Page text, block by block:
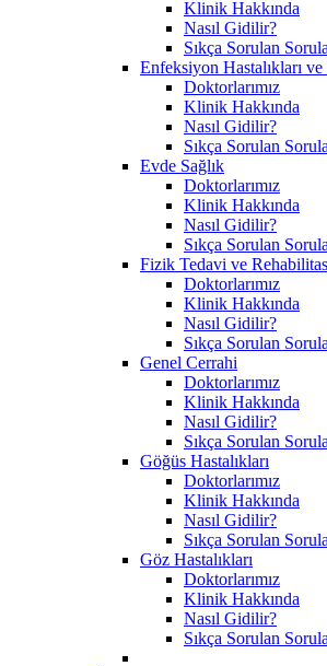
Klinik Hakkında
Nasıl Gidilir?
Sıkça Sorulan
Enfeksiyon Hastalıkları
Doktorlarımız
Klinik Hakkında
Nasıl Gidilir?
Sıkça Sorulan
Evde Sağlık
Doktorlarımız
Klinik Hakkında
Nasıl Gidilir?
Sıkça Sorulan
Fizik Tedavi ve
Doktorlarımız
Klinik Hakkında
Nasıl Gidilir?
Sıkça Sorulan
Genel Cerrahi
Doktorlarımız
Klinik Hakkında
Nasıl Gidilir?
Sıkça Sorulan
Göğüs Hastalıkları
Doktorlarımız
Klinik Hakkında
Nasıl Gidilir?
Sıkça Sorulan
Göz Hastalıkları
Doktorlarımız
Klinik Hakkında
Nasıl Gidilir?
Sıkça Sorulan